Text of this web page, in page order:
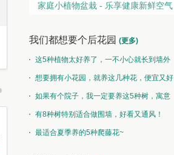
野火烧不尽，春风吹又生
家庭小植物盆栽 - 乐享健康新鲜空气
我们都想要个后花园 (更多)
这5种植物太好养了，一不小心就长到墙外
了~想要拥有小花园，就养这几种花，便宜又好
养！如果有个院子，我一定要养这5种树，寓意
特别好！
有8种树特别适合做围墙，好看又通风！
最适合夏季养的5种爬藤花~